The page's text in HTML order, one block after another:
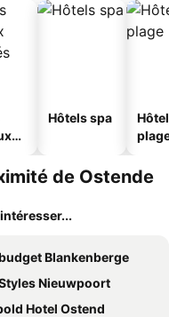
Hôtels spa
de Ostende
Blankenberge
Nieuwpoort
Hotel Ostend